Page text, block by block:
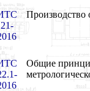
21-
Производство
Общие